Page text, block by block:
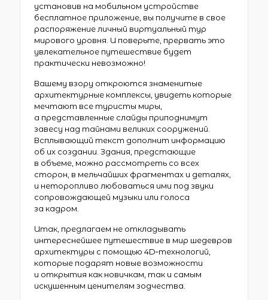
установив на мобильном устройстве
бесплатное приложение, вы получите в свое
распоряжение личный виртуальный тур
мирового уровня. И поверьте, прервать это
увлекательное путешествие будет
практически невозможно!
Вашему взору откроются знаменитые
архитектурные комплексы, увидеть которые
мечтают все туристы миры,
а представленные слайды приподнимут
завесу над тайнами великих сооружений.
Всплывающий текст дополнит информацию
об их создании. Здания, предстающие
в объеме, можно рассмотреть со всех
сторон, в мельчайших фрагментах и деталях,
и неторопливо любоваться ими под звуки
сопровождающей музыки или голоса
за кадром.
Итак, предлагаем не откладывать
интереснейшее путешествие в мир шедевров
архитектуры с помощью 4D‑технологий,
которые подарят новые возможности
и открытия как новичкам, так и самым
искушенным ценителям зодчества.